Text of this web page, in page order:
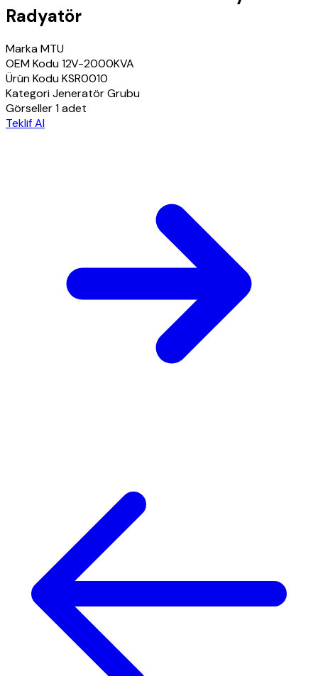
Radyatör
MarkaMTU
OEM Kodu12V-2000KVA
Ürün KoduKSR0010
KategoriJeneratör Grubu
Görseller1 adet
Teklif Al